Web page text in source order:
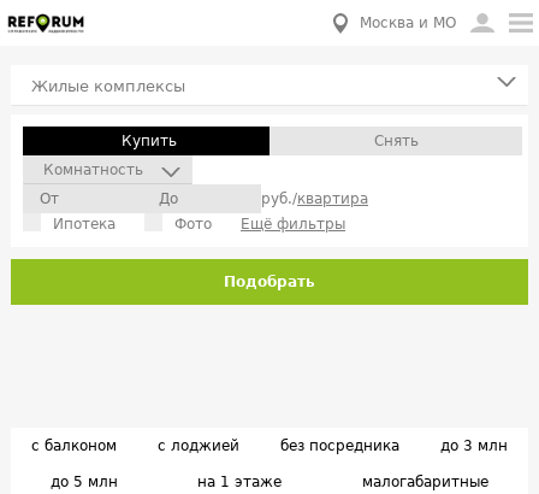
Москва и МО
Жилые комплексы
Купить
Снять
Комнатность
руб./квартира
Ипотека
Фото Ещё фильтры
Подобрать
с балконом с лоджией без посредника до 3 млн
до 5 млн на 1 этаже малогабаритные